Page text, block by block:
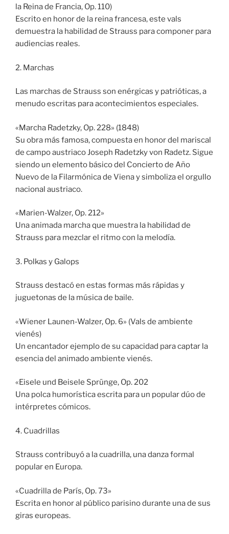
la Reina de Francia, Op. 110)
Escrito en honor de la reina francesa, este vals
demuestra la habilidad de Strauss para componer para
audiencias reales.
2. Marchas
Las marchas de Strauss son enérgicas y patrióticas, a
menudo escritas para acontecimientos especiales.
«Marcha Radetzky, Op. 228» (1848)
Su obra más famosa, compuesta en honor del mariscal
de campo austriaco Joseph Radetzky von Radetz. Sigue
siendo un elemento básico del Concierto de Año
Nuevo de la Filarmónica de Viena y simboliza el orgullo
nacional austriaco.
«Marien-Walzer, Op. 212»
Una animada marcha que muestra la habilidad de
Strauss para mezclar el ritmo con la melodía.
3. Polkas y Galops
Strauss destacó en estas formas más rápidas y
juguetonas de la música de baile.
«Wiener Launen-Walzer, Op. 6» (Vals de ambiente
vienés)
Un encantador ejemplo de su capacidad para captar la
esencia del animado ambiente vienés.
«Eisele und Beisele Sprünge, Op. 202
Una polca humorística escrita para un popular dúo de
intérpretes cómicos.
4. Cuadrillas
Strauss contribuyó a la cuadrilla, una danza formal
popular en Europa.
«Cuadrilla de París, Op. 73»
Escrita en honor al público parisino durante una de sus
giras europeas.